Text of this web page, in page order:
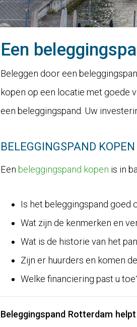
Een b
Beleggen door een
kopen op een locatie met goede
een beleggingspand. Uw
BELEGGINGSPAND
Een beleggingspand kopen is in
Is het beleggingspand goed
Wat zijn de kenmerken en
Wat is de historie van het
Zijn er huurders en komen
Welke financiering past u
Beleggingspand Rotterdam